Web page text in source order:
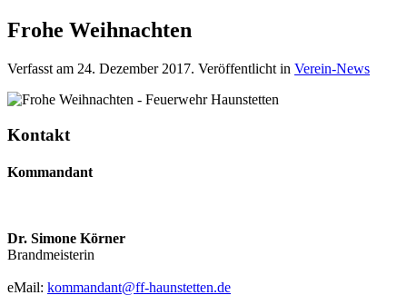
Frohe Weihnachten
Verfasst am 24. Dezember 2017. Veröffentlicht in Verein-News
Kontakt
Kommandant
Dr. Simone Körner
Brandmeisterin
eMail: kommandant@ff-haunstetten.de